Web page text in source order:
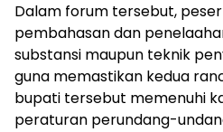
Dalam forum tersebut,
pembahasan dan
substansi maupun teknik
guna memastikan kedua
bupati tersebut memenuhi
peraturan perundang-